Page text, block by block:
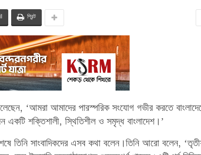
প্রিন্ট
‘আমরা আমাদের পারস্পরিক সংযোগ গভীর করতে
একটি শক্তিশালী, স্থিতিশীল ও সমৃদ্ধ বাংলাদেশ।’
তিনি সাংবাদিকদের এসব কথা বলেন।তিনি আরো বলেন,